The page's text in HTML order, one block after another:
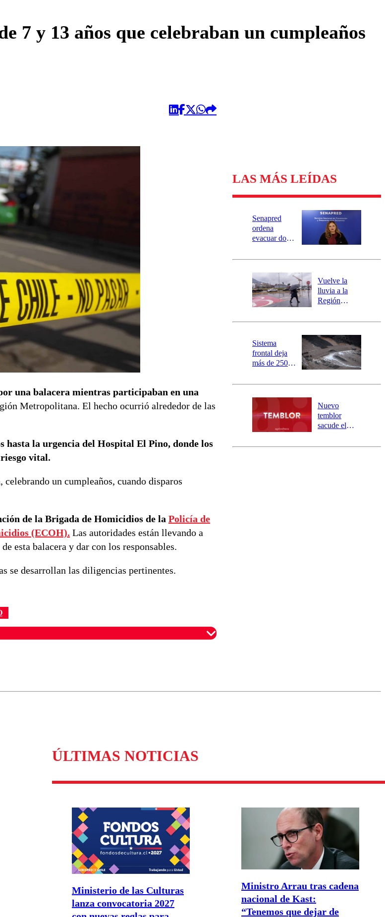
7 y 13 años que celebraban un cumpleaños
una balacera mientras participaban en una
Metropolitana. El hecho ocurrió alrededor de las
hasta la urgencia del Hospital El Pino, donde los
vital.
, celebrando un cumpleaños, cuando disparos
de la Brigada de Homicidios de la Policía de
(ECOH). Las autoridades están llevando a
esta balacera y dar con los responsables.
se desarrollan las diligencias pertinentes.
LAS MÁS LEÍDAS
Senapred
ordena
evacuar dos
Carahue por
río Damas:
activa
mensajería
SAE
Vuelve la
lluvia a la
Región
este es el
la DMC para
este viernes
Sistema
frontal deja
más de 250
y 317
aisladas entre
Valparaíso y
Los Ríos
Nuevo
temblor
sacude el
revisa la
ÚLTIMAS NOTICIAS
Ministerio de las Culturas
lanza convocatoria 2027
Ministro Arrau tras cadena
nacional de Kast:
“Tenemos que dejar de